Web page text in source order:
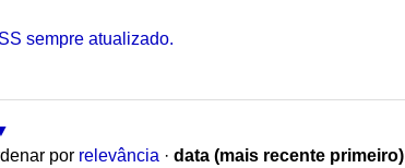
sempre atualizado.
por relevância · data (mais recente primeiro)